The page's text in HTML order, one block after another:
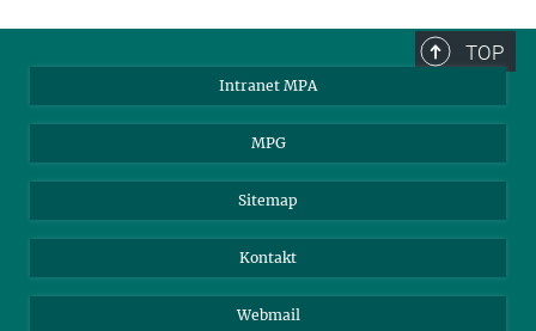
TOP
Intranet MPA
MPG
Sitemap
Kontakt
Webmail